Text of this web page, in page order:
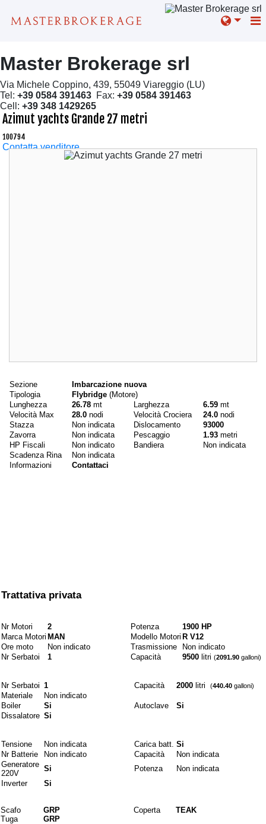
Master Brokerage srl
Via Michele Coppino, 439, 55049 Viareggio (LU)
Tel: +39 0584 391463 Fax: +39 0584 391463
Cell: +39 348 1429265
Azimut yachts Grande 27 metri
100794
Contatta venditore
Sezione
Imbarcazione nuova
Tipologia
Flybridge (Motore)
Lunghezza
26.78 mt Larghezza 6.59 mt
Velocità Max
28.0 nodi Velocità Crociera 24.0 nodi
Stazza
Non indicata Dislocamento
93000
Zavorra
Non indicata Pescaggio 1.93 metri
HP Fiscali
Non indicato Bandiera
Non indicata
Scadenza Rina
Non indicata
Informazioni
Contattaci
Trattativa privata
Nr Motori 2 Potenza
1900 HP
Marca Motori MAN Modello Motori R V12
Ore moto
Non indicato Trasmissione
Non indicato
Nr Serbatoi
1 Capacità 9500 litri (2091.90 galloni)
Nr Serbatoi 1 Capacità 2000 litri (440.40 galloni)
Materiale
Non indicato
Boiler
Si Autoclave
Si
Dissalatore Si
Tensione Non indicata Carica batt. Si
Nr Batterie
Non indicato Capacità
Non indicata
Generatore
220V
Si Potenza
Non indicata
Inverter
Si
Scafo GRP Coperta
TEAK
Tuga
GRP